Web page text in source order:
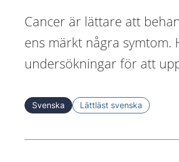
Cancer är lättare att
ens märkt några symtom.
undersökningar för att
Svenska Lättläst svenska